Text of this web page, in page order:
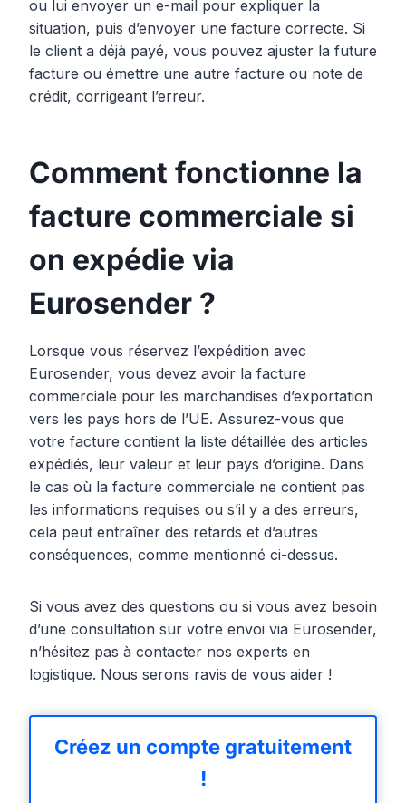
ou lui envoyer un e-mail pour expliquer la
situation, puis d’envoyer une facture correcte. Si
le client a déjà payé, vous pouvez ajuster la future
facture ou émettre une autre facture ou note de
crédit, corrigeant l’erreur.
Comment fonctionne la
facture commerciale si
on expédie via
Eurosender ?
Lorsque vous réservez l’expédition avec
Eurosender, vous devez avoir la facture
commerciale pour les marchandises d’exportation
vers les pays hors de l’UE. Assurez-vous que
votre facture contient la liste détaillée des articles
expédiés, leur valeur et leur pays d’origine. Dans
le cas où la facture commerciale ne contient pas
les informations requises ou s’il y a des erreurs,
cela peut entraîner des retards et d’autres
conséquences, comme mentionné ci-dessus.
Si vous avez des questions ou si vous avez besoin
d’une consultation sur votre envoi via Eurosender,
n’hésitez pas à contacter nos experts en
logistique. Nous serons ravis de vous aider !
Créez un compte gratuitement
!